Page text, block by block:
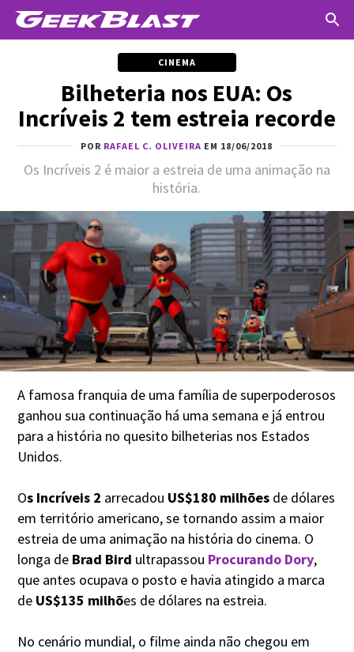
CINEMA
Bilheteria nos EUA: Os
Incríveis 2 tem estreia recorde
POR RAFAEL C. OLIVEIRA EM 18/06/2018
Os Incríveis 2 é maior a estreia de uma animação na
história.
A famosa franquia de uma família de superpoderosos
ganhou sua continuação há uma semana e já entrou
para a história no quesito bilheterias nos Estados
Unidos.
Os Incríveis 2 arrecadou US$180 milhões de dólares
em território americano, se tornando assim a maior
estreia de uma animação na história do cinema. O
longa de Brad Bird ultrapassou Procurando Dory,
que antes ocupava o posto e havia atingido a marca
de US$135 milhões de dólares na estreia.
No cenário mundial, o filme ainda não chegou em